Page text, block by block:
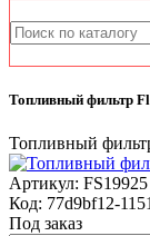
Топливный фильтр
Топливный
Артикул: FS19925
Код: 77d9bf12-
Под заказ